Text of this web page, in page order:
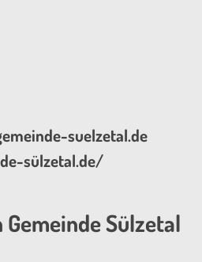
suelzetal.de
sülzetal.de/
Sülzetal